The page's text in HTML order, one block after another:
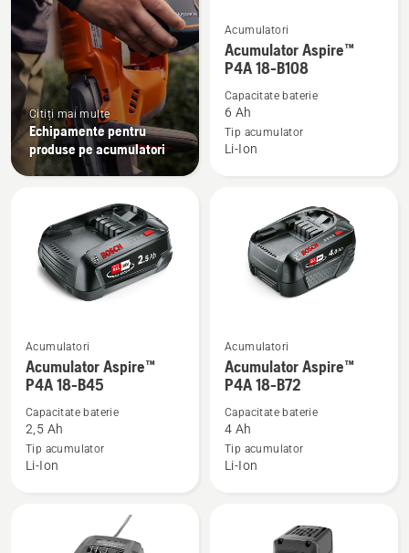
Citiți mai multe
Echipamente pentru
produse pe acumulatori
Vezi
mai
multe
detalii
despre
Acumulator
Acumulatori
Acumulator Aspire™
P4A 18-B108
Capacitate baterie
6 Ah
Tip acumulator
Li-Ion
Vezi
mai
multe
detalii
despre
Acumulator
Acumulatori
Acumulator Aspire™
P4A 18-B45
Capacitate baterie
2,5 Ah
Tip acumulator
Li-Ion
Vezi
mai
multe
detalii
despre
Acumulator
Acumulatori
Acumulator Aspire™
P4A 18-B72
Capacitate baterie
4 Ah
Tip acumulator
Li-Ion